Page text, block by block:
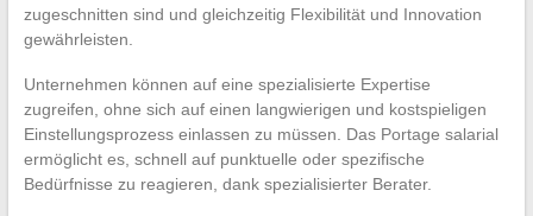
zugeschnitten sind und gleichzeitig Flexibilität und Innovation
gewährleisten.
Unternehmen können auf eine spezialisierte Expertise
zugreifen, ohne sich auf einen langwierigen und kostspieligen
Einstellungsprozess einlassen zu müssen. Das Portage salarial
ermöglicht es, schnell auf punktuelle oder spezifische
Bedürfnisse zu reagieren, dank spezialisierter Berater.